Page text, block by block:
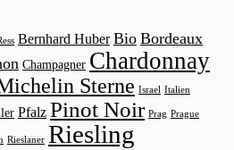
Bernhard Huber Bio Bordeaux
Champagner Chardonnay
Sterne Israel Italien
Pfalz Pinot Noir Prag Prague
Rieslaner Riesling